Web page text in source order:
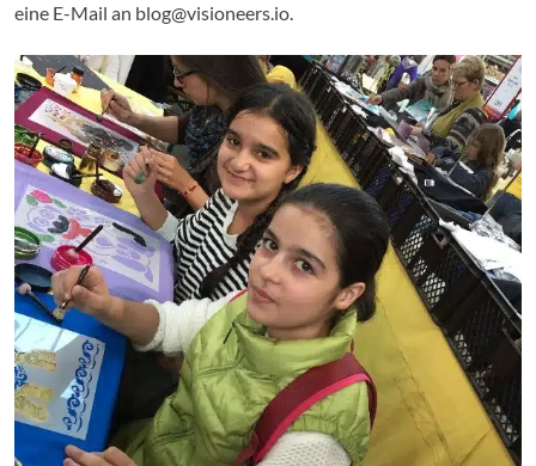
eine E-Mail an blog@visioneers.io.